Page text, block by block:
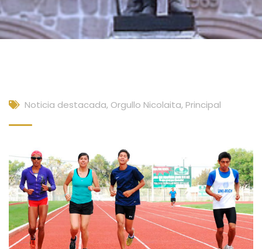
Noticia destacada, Orgullo Nicolaita, Principal